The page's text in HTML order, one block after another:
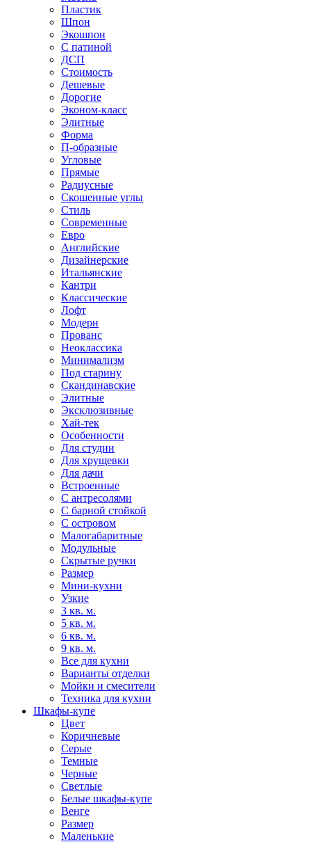
Пластик
Шпон
Экошпон
С патиной
ДСП
Стоимость
Дешевые
Дорогие
Эконом-класс
Элитные
Форма
П-образные
Угловые
Прямые
Радиусные
Скошенные углы
Стиль
Современные
Евро
Английские
Дизайнерские
Итальянские
Кантри
Классические
Лофт
Модерн
Прованс
Неоклассика
Минимализм
Под старину
Скандинавские
Элитные
Эксклюзивные
Хай-тек
Особенности
Для студии
Для хрущевки
Для дачи
Встроенные
С антресолями
С барной стойкой
С островом
Малогабаритные
Модульные
Скрытые ручки
Размер
Мини-кухни
Узкие
3 кв. м.
5 кв. м.
6 кв. м.
9 кв. м.
Все для кухни
Варианты отделки
Мойки и смесители
Техника для кухни
Шкафы-купе
Цвет
Коричневые
Серые
Темные
Черные
Светлые
Белые шкафы-купе
Венге
Размер
Маленькие